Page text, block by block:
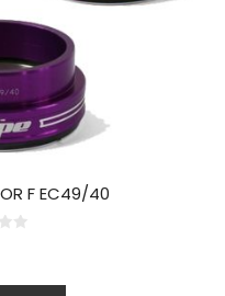
F EC49/40